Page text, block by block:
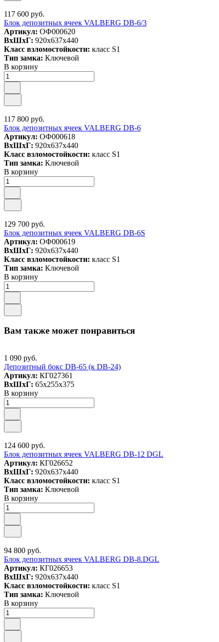
117 600 руб.
Блок депозитных ячеек VALBERG DB-6/3
Артикул: ОФ000620
ВxШxГ: 920x637x440
Класс взломостойкости: класс S1
Тип замка: Ключевой
В корзину
117 800 руб.
Блок депозитных ячеек VALBERG DB-6
Артикул: ОФ000618
ВxШxГ: 920x637x440
Класс взломостойкости: класс S1
Тип замка: Ключевой
В корзину
129 700 руб.
Блок депозитных ячеек VALBERG DB-6S
Артикул: ОФ000619
ВxШxГ: 920x637x440
Класс взломостойкости: класс S1
Тип замка: Ключевой
В корзину
Вам также может понравиться
1 090 руб.
Депозитный бокс DB-65 (к DB-24)
Артикул: КГ027361
ВxШxГ: 65x255x375
В корзину
124 600 руб.
Блок депозитных ячеек VALBERG DB-12 DGL
Артикул: КГ026652
ВxШxГ: 920x637x440
Класс взломостойкости: класс S1
Тип замка: Ключевой
В корзину
94 800 руб.
Блок депозитных ячеек VALBERG DB-8.DGL
Артикул: КГ026653
ВxШxГ: 920x637x440
Класс взломостойкости: класс S1
Тип замка: Ключевой
В корзину